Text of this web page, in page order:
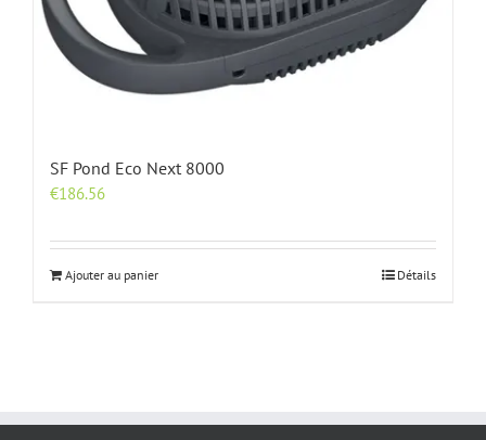
SF Pond Eco Next 8000
€186.56
Ajouter au panier Détails